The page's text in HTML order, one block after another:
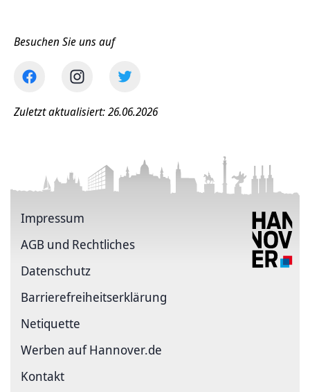
Besuchen Sie uns auf
Zuletzt aktualisiert: 26.06.2026
Impressum
AGB und Rechtliches
Datenschutz
Barriere­freiheits­erklärung
Netiquette
Werben auf Hannover.de
Kontakt